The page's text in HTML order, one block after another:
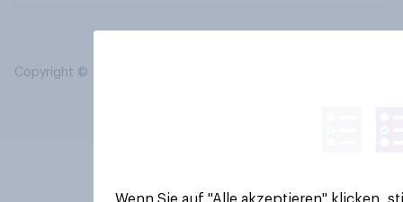
Copyright © 2026 YouGov PLC. Alle Rechte vorbehalten.